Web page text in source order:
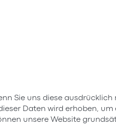
Sie uns diese
Daten wird erhoben,
unsere Website